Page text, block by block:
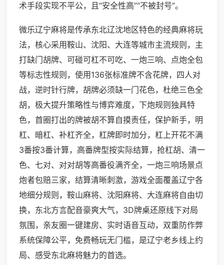
术手段实现不平公，且“安全性高”“不被封号”。
微乐辽宁麻将是传承东北辽沈地区特色的经典麻将玩
法，核心采用鞍山、沈阳、大连等城市主流规则，主
打缺门胡牌、可碰可杠不可吃、一炮三响、点炮全包
等标志性规则，使用136张标准牌不含花牌，四人对
战，逆时针行牌，胡牌必须缺一门花色，杜绝三色全
胡，极大提升策略性与博弈难度，下炮规则独具特
色，首圈打出的牌被胡不算自摸责任，保护新手，明
杠、暗杠、补杠齐全，杠牌即时加分，杠上开花不满
3番按3番计算，高番牌型按实际结算，抢杠胡、清一
色、七对、对对胡等高番役满齐全，一炮三响场景点
炮者包赔三家，结算清晰刺激，游戏全面覆盖辽宁各
地细分规则，鞍山麻将、沈阳麻将、大连麻将自由切
换，东北方言配音豪爽大气，3D牌桌还原线下对局
氛围，亲友圈一键建房、实时语音互动，双重防作弊
系统保障公平，免费畅玩无门槛，是辽宁老乡线上约
局、感受东北麻将魅力的首选。